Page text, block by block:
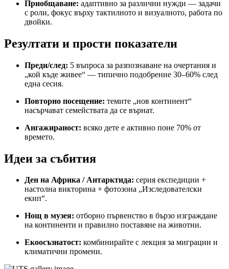
Приобщаване: адаптивно за различни нужди — задачи
с роли, фокус върху тактилното и визуалното, работа по
двойки.
Резултати и прости показатели
Преди/след: 5 въпроса за разпознаване на очертания и
„кой къде живее“ — типично подобрение 30–60% след
една сесия.
Повторно посещение: темите „нов континент“
насърчават семействата да се върнат.
Ангажираност: всяко дете е активно поне 70% от
времето.
Идеи за събития
Ден на Африка / Антарктида: серия експедиции +
настолна викторина + фотозона „Изследователски
екип“.
Нощ в музея: отборно първенство в бързо изграждане
на континенти и правилно поставяне на животни.
Екоосъзнатост: комбинирайте с лекция за миграции и
климатични промени.